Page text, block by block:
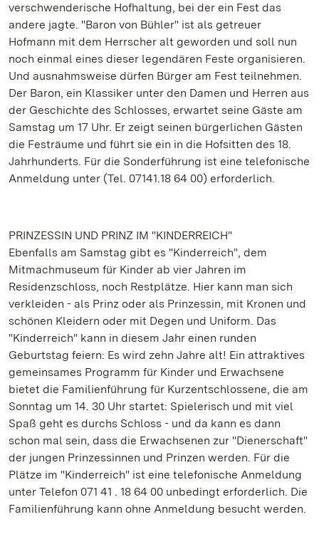
verschwenderische Hofhaltung, bei der ein Fest das
andere jagte. "Baron von Bühler" ist als getreuer
Hofmann mit dem Herrscher alt geworden und soll nun
noch einmal eines dieser legendären Feste organisieren.
Und ausnahmsweise dürfen Bürger am Fest teilnehmen.
Der Baron, ein Klassiker unter den Damen und Herren aus
der Geschichte des Schlosses, erwartet seine Gäste am
Samstag um 17 Uhr. Er zeigt seinen bürgerlichen Gästen
die Festräume und führt sie ein in die Hofsitten des 18.
Jahrhunderts. Für die Sonderführung ist eine telefonische
Anmeldung unter (Tel. 07141.18 64 00) erforderlich.
PRINZESSIN UND PRINZ IM "KINDERREICH"
Ebenfalls am Samstag gibt es "Kinderreich", dem
Mitmachmuseum für Kinder ab vier Jahren im
Residenzschloss, noch Restplätze. Hier kann man sich
verkleiden - als Prinz oder als Prinzessin, mit Kronen und
schönen Kleidern oder mit Degen und Uniform. Das
"Kinderreich" kann in diesem Jahr einen runden
Geburtstag feiern: Es wird zehn Jahre alt! Ein attraktives
gemeinsames Programm für Kinder und Erwachsene
bietet die Familienführung für Kurzentschlossene, die am
Sonntag um 14. 30 Uhr startet: Spielerisch und mit viel
Spaß geht es durchs Schloss - und da kann es dann
schon mal sein, dass die Erwachsenen zur "Dienerschaft"
der jungen Prinzessinnen und Prinzen werden. Für die
Plätze im "Kinderreich" ist eine telefonische Anmeldung
unter Telefon 071 41 . 18 64 00 unbedingt erforderlich. Die
Familienführung kann ohne Anmeldung besucht werden.